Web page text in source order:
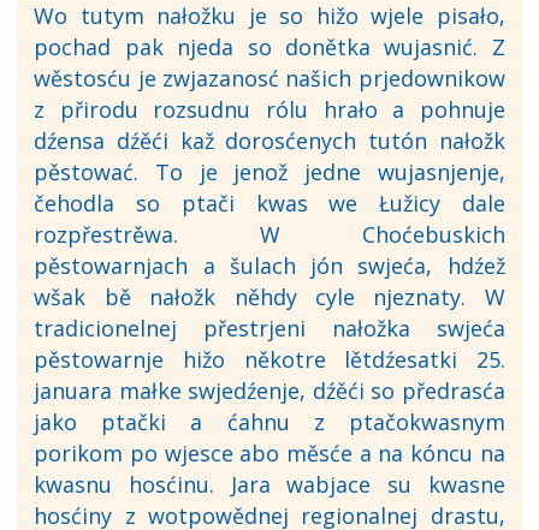
Wo tutym nałožku je so hižo wjele pisało,
pochad pak njeda so donětka wujasnić. Z
wěstosću je zwjazanosć našich prjedownikow
z přirodu rozsudnu rólu hrało a pohnuje
dźensa dźěći kaž dorosćenych tutón nałožk
pěstować. To je jenož jedne wujasnjenje,
čehodla so ptači kwas we Łužicy dale
rozpřestrěwa. W Choćebuskich
pěstowarnjach a šulach jón swjeća, hdźež
wšak bě nałožk něhdy cyle njeznaty. W
tradicionelnej přestrjeni nałožka swjeća
pěstowarnje hižo někotre lětdźesatki 25.
januara małke swjedźenje, dźěći so předrasća
jako ptački a ćahnu z ptačokwasnym
porikom po wjesce abo měsće a na kóncu na
kwasnu hosćinu. Jara wabjace su kwasne
hosćiny z wotpowědnej regionalnej drastu,